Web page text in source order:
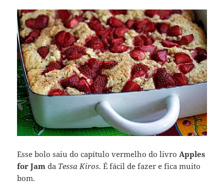
Esse bolo saiu do capítulo vermelho do livroApples
for Jam da Tessa Kiros. É fácil de fazer e fica muito
bom.